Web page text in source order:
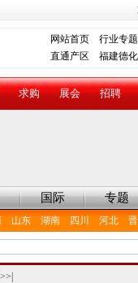
网站首页
行业专题
直通产区 福建德化
求购 展会 招聘
国际 专题
山东 湖南 四川 河北
>>|